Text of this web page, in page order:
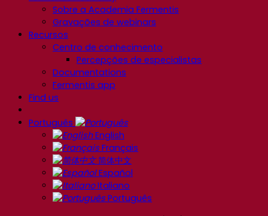
Sobre a Academia Fermentis
Gravações de webinars
Recursos
Centro de conhecimento
Percepções de especialistas
Documentations
Fermentis app
Find us
Português
English
Français
简体中文
Español
Italiano
Português